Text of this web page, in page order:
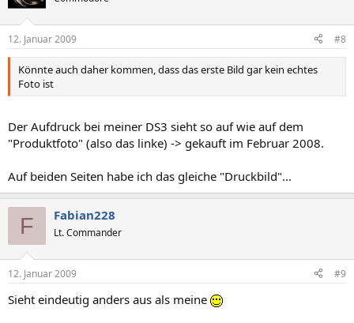
12. Januar 2009 #8
Könnte auch daher kommen, dass das erste Bild gar kein echtes
Foto ist
Der Aufdruck bei meiner DS3 sieht so auf wie auf dem
"Produktfoto" (also das linke) -> gekauft im Februar 2008.
Auf beiden Seiten habe ich das gleiche "Druckbild"...
F Fabian228
Lt. Commander
12. Januar 2009 #9
Sieht eindeutig anders aus als meine